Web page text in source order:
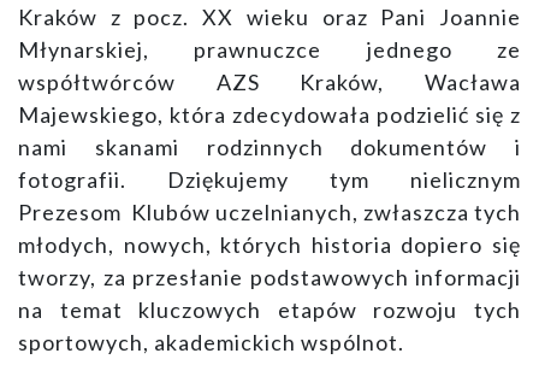
Kraków z pocz. XX wieku oraz Pani Joannie
Młynarskiej, prawnuczce jednego ze
współtwórców AZS Kraków, Wacława
Majewskiego, która zdecydowała podzielić się z
nami skanami rodzinnych dokumentów i
fotografii. Dziękujemy tym nielicznym
Prezesom Klubów uczelnianych, zwłaszcza tych
młodych, nowych, których historia dopiero się
tworzy, za przesłanie podstawowych informacji
na temat kluczowych etapów rozwoju tych
sportowych, akademickich wspólnot.